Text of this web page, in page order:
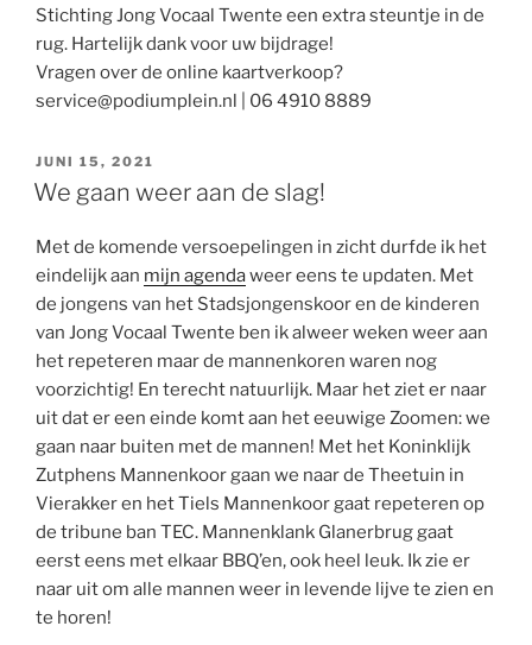
Stichting Jong Vocaal Twente een extra steuntje in de
rug. Hartelijk dank voor uw bijdrage!
Vragen over de online kaartverkoop?
service@podiumplein.nl | 06 4910 8889
GEPLAATST
OP
JUNI 15, 2021
We gaan weer aan de slag!
Met de komende versoepelingen in zicht durfde ik het
eindelijk aan mijn agendaweer eens te updaten. Met
de jongens van het Stadsjongenskoor en de kinderen
van Jong Vocaal Twente ben ik alweer weken weer aan
het repeteren maar de mannenkoren waren nog
voorzichtig! En terecht natuurlijk. Maar het ziet er naar
uit dat er een einde komt aan het eeuwige Zoomen: we
gaan naar buiten met de mannen! Met het Koninklijk
Zutphens Mannenkoor gaan we naar de Theetuin in
Vierakker en het Tiels Mannenkoor gaat repeteren op
de tribune ban TEC. Mannenklank Glanerbrug gaat
eerst eens met elkaar BBQ’en, ook heel leuk. Ik zie er
naar uit om alle mannen weer in levende lijve te zien en
te horen!